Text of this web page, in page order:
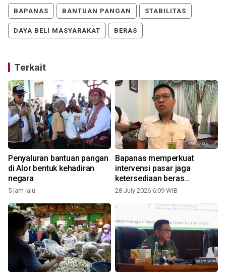
BAPANAS BANTUAN PANGAN STABILITAS
DAYA BELI MASYARAKAT BERAS
Terkait
Penyaluran bantuan pangan
di Alor bentuk kehadiran
negara
5 jam lalu
Bapanas memperkuat
intervensi pasar jaga
ketersediaan beras
premium
28 July 2026 6:09 WIB